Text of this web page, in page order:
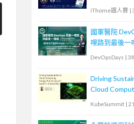
iThome鐵人賽 |
國軍醫院
哩路到最後一
高雄總醫院為
DevOpsDays |
Driving
Cloud
Energy
KubeSummit |